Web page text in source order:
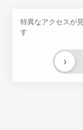
特異なアクセスが
す
›